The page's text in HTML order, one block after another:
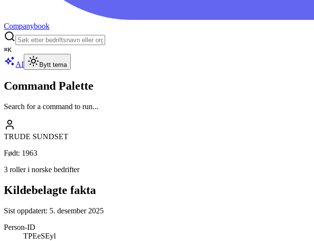
Companybook
⌘K
AI Bytt tema
Command Palette
Search for a command to run...
TRUDE SUNDSET
Født: 1963
3 roller i norske bedrifter
Kildebelagte fakta
Sist oppdatert: 5. desember 2025
Person-ID
TPEeSEyl